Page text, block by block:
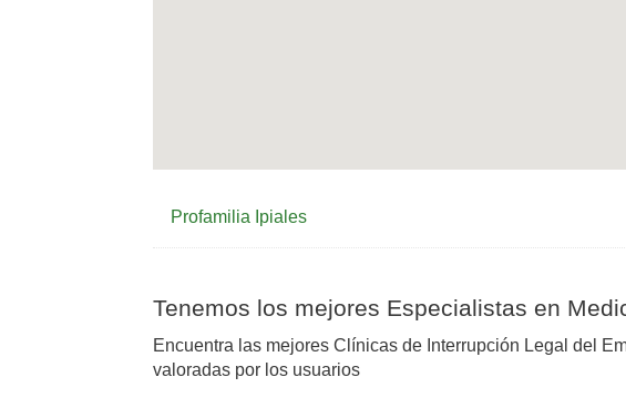
Profamilia Ipiales
Tenemos los mejores Especialistas en
Encuentra las mejores Clínicas de Interrupción Legal del
valoradas por los usuarios